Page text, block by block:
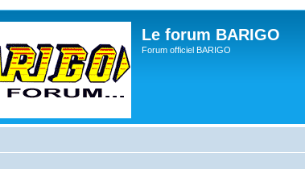
Le forum BARIGO
Forum officiel BARIGO